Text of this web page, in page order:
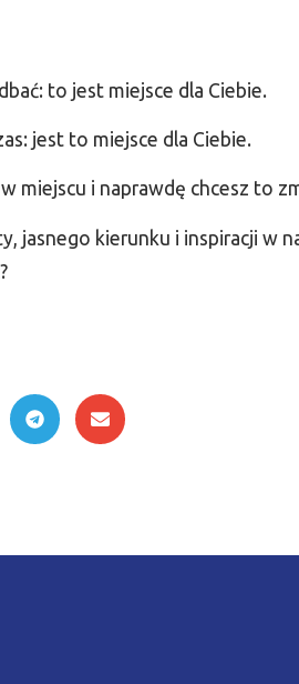
to jest miejsce dla Ciebie.
jest to miejsce dla Ciebie.
miejscu i naprawdę chcesz to
jasnego kierunku i inspiracji w